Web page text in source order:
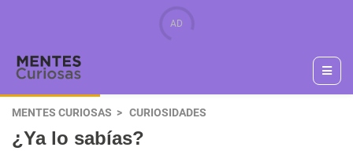
MENTES CURIOSAS CURIOSIDADES
¿Ya lo sabías?